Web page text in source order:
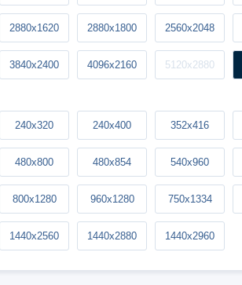
2880x1620 2880x1800 2560x2048
3840x2400 4096x2160 5120x2880
240x320 240x400 352x416
480x800 480x854 540x960
800x1280 960x1280 750x1334
1440x2560 1440x2880 1440x2960